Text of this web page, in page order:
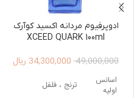
ادوپرفیوم مردانه اکسید کوآرک
XCEED QUARK 100ml
49,000,000
34,300,000 ریال
اسانس
اولیه
ترنج ، فلفل